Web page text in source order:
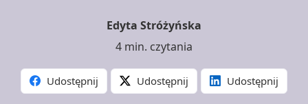
Edyta Stróżyńska
4 min. czytania
Udostępnij Udostępnij Udostępnij